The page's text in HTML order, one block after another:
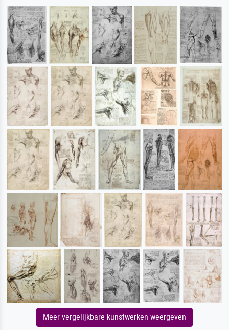
Meer vergelijkbare kunstwerken weergeven